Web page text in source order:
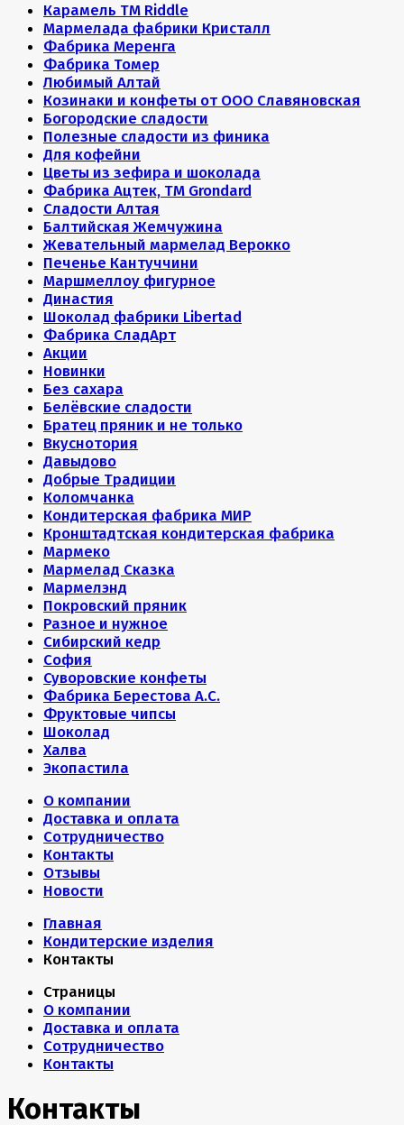
Карамель ТМ Riddle
Мармелада фабрики Кристалл
Фабрика Меренга
Фабрика Томер
Любимый Алтай
Козинаки и конфеты от ООО Славяновская
Богородские сладости
Полезные сладости из финика
Для кофейни
Цветы из зефира и шоколада
Фабрика Ацтек, ТМ Grondard
Сладости Алтая
Балтийская Жемчужина
Жевательный мармелад Верокко
Печенье Кантуччини
Маршмеллоу фигурное
Династия
Шоколад фабрики Libertad
Фабрика СладАрт
Акции
Новинки
Без сахара
Белёвские сладости
Братец пряник и не только
Вкуснотория
Давыдово
Добрые Традиции
Коломчанка
Кондитерская фабрика МИР
Кронштадтская кондитерская фабрика
Мармеко
Мармелад Сказка
Мармелэнд
Покровский пряник
Разное и нужное
Сибирский кедр
София
Суворовские конфеты
Фабрика Берестова А.С.
Фруктовые чипсы
Шоколад
Халва
Экопастила
О компании
Доставка и оплата
Сотрудничество
Контакты
Отзывы
Новости
Главная
Кондитерские изделия
Контакты
Страницы
О компании
Доставка и оплата
Сотрудничество
Контакты
Контакты